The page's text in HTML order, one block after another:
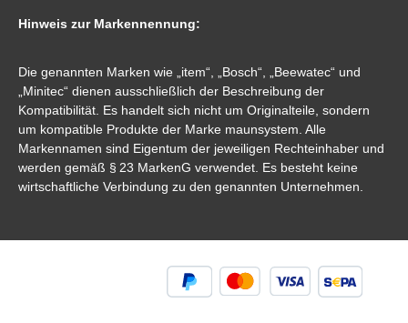
Hinweis zur Markennennung:
Die genannten Marken wie „item“, „Bosch“, „Beewatec“ und
„Minitec“ dienen ausschließlich der Beschreibung der
Kompatibilität. Es handelt sich nicht um Originalteile, sondern
um kompatible Produkte der Marke maunsystem. Alle
Markennamen sind Eigentum der jeweiligen Rechteinhaber und
werden gemäß § 23 MarkenG verwendet. Es besteht keine
wirtschaftliche Verbindung zu den genannten Unternehmen.